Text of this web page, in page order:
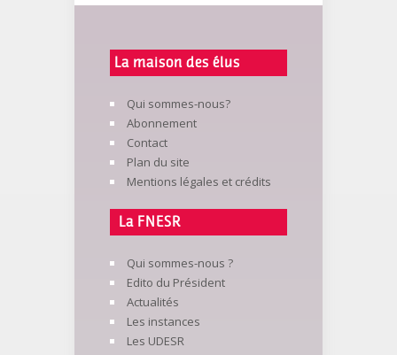
La maison des élus
Qui sommes-nous?
Abonnement
Contact
Plan du site
Mentions légales et crédits
La FNESR
Qui sommes-nous ?
Edito du Président
Actualités
Les instances
Les UDESR